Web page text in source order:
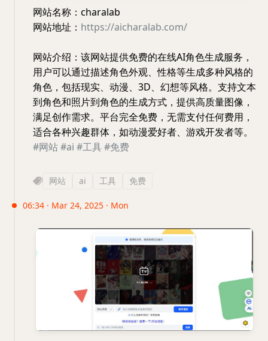
网站名称：charalab
网站地址： https://aicharalab.com/
网站介绍：该网站提供免费的在线AI角色生成服务，
用户可以通过描述角色外观、性格等生成多种风格的
角色，包括现实、动漫、3D、幻想等风格。支持文本
到角色和照片到角色的生成方式，提供高质量图像，
满足创作需求。平台完全免费，无需支付任何费用，
适合各种兴趣群体，如动漫爱好者、游戏开发者等。
#网站#ai #工具#免费
网站 ai 工具 免费
06:34 · Mar 24, 2025 · Mon